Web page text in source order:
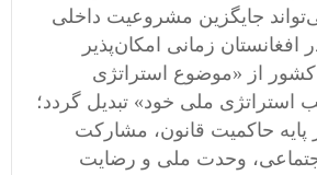
جایگزین مشروعیت داخلی
افغانستان زمانی امکان‌پذیر
کشور از «موضوع استراتژی
استراتژی ملی خود» تبدیل گردد؛
پایه حاکمیت قانون، مشارکت
وحدت ملی و رضایت